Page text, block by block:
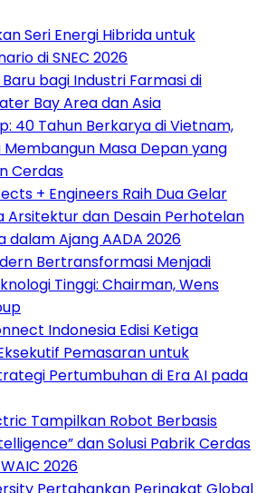
Seri Energi Hibrida untuk
di SNEC 2026
bagi Industri Farmasi di
Bay Area dan Asia
40 Tahun Berkarya di Vietnam,
Membangun Masa Depan yang
Cerdas
+ Engineers Raih Dua Gelar
Arsitektur dan Desain Perhotelan
dalam Ajang AADA 2026
Bertransformasi Menjadi
Tinggi: Chairman, Wens
Indonesia Edisi Ketiga
Pemasaran untuk
Pertumbuhan di Era AI pada
Tampilkan Robot Berbasis
dan Solusi Pabrik Cerdas
2026